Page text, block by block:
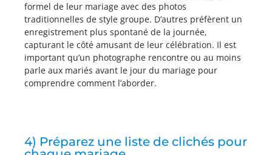
formel de leur mariage avec des photos
traditionnelles de style groupe. D’autres préfèrent un
enregistrement plus spontané de la journée,
capturant le côté amusant de leur célébration. Il est
important qu’un photographe rencontre ou au moins
parle aux mariés avant le jour du mariage pour
comprendre comment l’aborder.
4) Préparez une liste de clichés pour